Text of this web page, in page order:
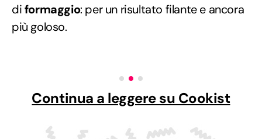
diformaggio: per un risultato filante e ancora
più goloso.
Continua a leggere su Cookist